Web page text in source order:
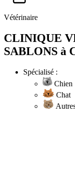
Vétérinaire
CLINIQUE
SABLONS à
Spécialisé :
Chien
Chat